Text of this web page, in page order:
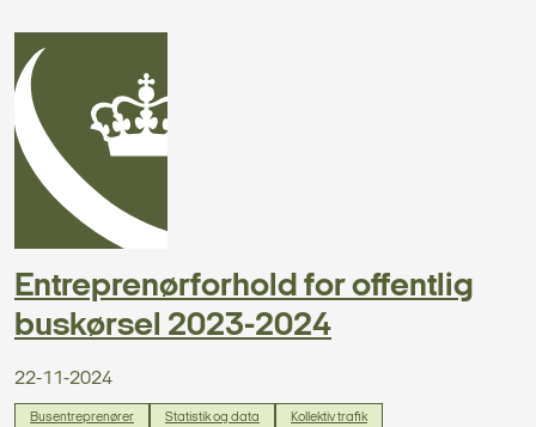
Entreprenørforhold for offentlig
buskørsel 2023-2024
22-11-2024
Busentreprenører Statistik og data Kollektiv trafik